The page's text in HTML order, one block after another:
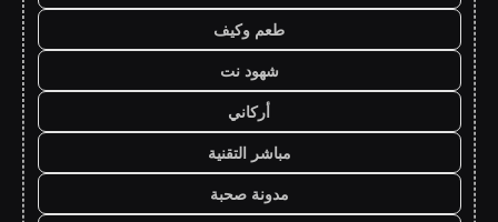
طعم وكيف
شهود نت
أركاني
مباشر التقنية
مدونة صحبة